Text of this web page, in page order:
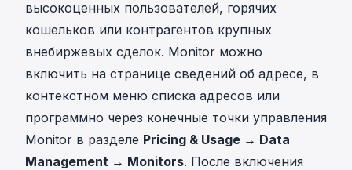
высокоценных пользователей, горячих
кошельков или контрагентов крупных
внебиржевых сделок. Monitor можно
включить на странице сведений об адресе, в
контекстном меню списка адресов или
программно через конечные точки управления
Monitor в разделе Pricing & Usage → Data
Management → Monitors. После включения